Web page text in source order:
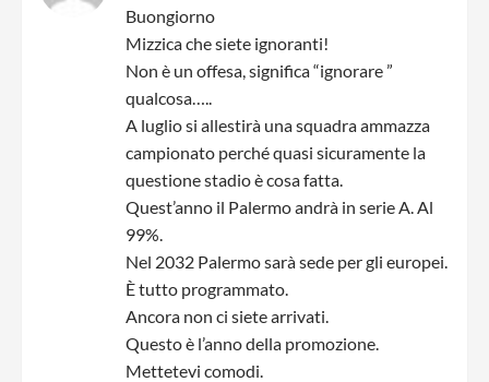
Buongiorno
Mizzica che siete ignoranti!
Non è un offesa, significa “ignorare ”
qualcosa…..
A luglio si allestirà una squadra ammazza
campionato perché quasi sicuramente la
questione stadio è cosa fatta.
Quest’anno il Palermo andrà in serie A. Al
99%.
Nel 2032 Palermo sarà sede per gli europei.
È tutto programmato.
Ancora non ci siete arrivati.
Questo è l’anno della promozione.
Mettetevi comodi.